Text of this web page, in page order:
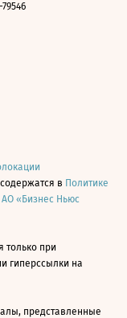
в Политике
«Бизнес Ньюс
только при
гиперссылки на
представленные